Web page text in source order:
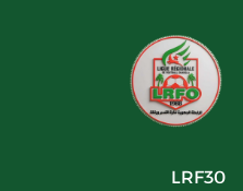
LRF30